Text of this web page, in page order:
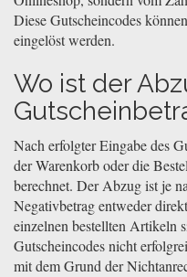
Diese Gutscheincodes
eingelöst werden.
Wo ist der
Nach erfolgter Eingabe des
der Warenkorb oder die
berechnet. Der Abzug ist je
Negativbetrag entweder
einzelnen bestellten Artikeln
Gutscheincodes nicht
mit dem Grund der